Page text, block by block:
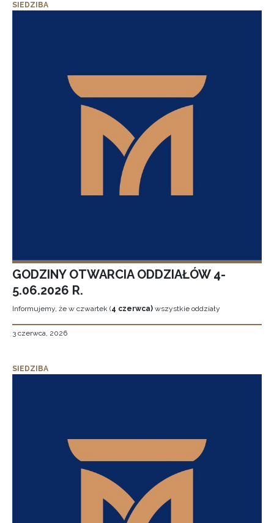
SIEDZIBA
GODZINY OTWARCIA ODDZIAŁÓW 4-
5.06.2026 R.
Informujemy, że w czwartek (4 czerwca) wszystkie oddziały
3 czerwca, 2026
SIEDZIBA